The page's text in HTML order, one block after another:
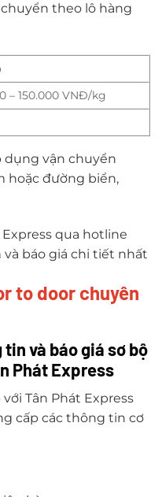
theo lô hàng
– 150.000 VNĐ/kg
dụng vận chuyển
hoặc đường biển,
qua hotline
báo giá chi tiết nhất
to door chuyên
và báo giá sơ bộ
Phát Express
Tân Phát Express
cấp các thông tin cơ